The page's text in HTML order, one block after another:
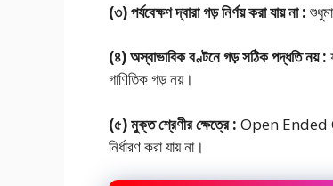
(৩) পর্যবেক্ষণ দ্বারা গড় নির্ণয় করা যায় না :
(৪) অস্বাভাবিক বণ্টনে গড় সঠিক পদ্ধতি নয় :
গাণিতিক গড় নয়।
(৫) মুক্ত শ্রেণীর ক্ষেত্রে : Open Ended
নির্ধারণ করা যায় না।